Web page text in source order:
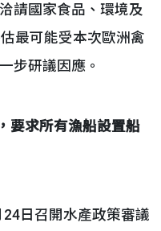
請國家食品、環境及
最可能受本次歐洲禽
步研議因應。
要求所有漁船設置船
日召開水產政策審議